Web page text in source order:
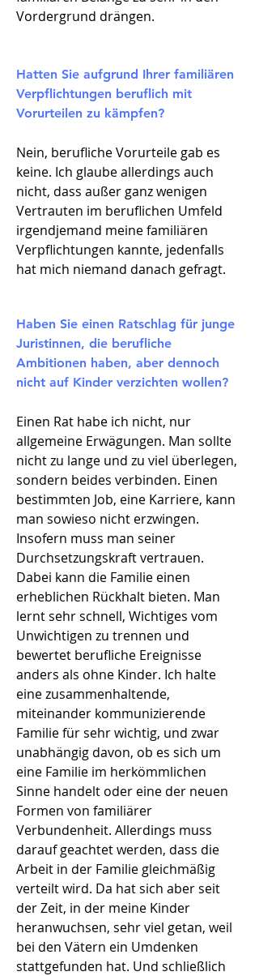
Vordergrund drängen.
Hatten Sie aufgrund Ihrer familiären
Verpflichtungen beruflich mit
Vorurteilen zu kämpfen?​
Nein, berufliche Vorurteile gab es
keine. Ich glaube allerdings auch
nicht, dass außer ganz wenigen
Vertrauten im beruflichen Umfeld
irgendjemand meine familiären
Verpflichtungen kannte, jedenfalls
hat mich niemand danach gefragt.
Haben Sie einen Ratschlag für junge
Juristinnen, die berufliche
Ambitionen haben, aber dennoch
nicht auf Kinder verzichten wollen?​
Einen Rat habe ich nicht, nur
allgemeine Erwägungen. Man sollte
nicht zu lange und zu viel überlegen,
sondern beides verbinden. Einen
bestimmten Job, eine Karriere, kann
man sowieso nicht erzwingen.
Insofern muss man seiner
Durchsetzungskraft vertrauen.
Dabei kann die Familie einen
erheblichen Rückhalt bieten. Man
lernt sehr schnell, Wichtiges vom
Unwichtigen zu trennen und
bewertet berufliche Ereignisse
anders als ohne Kinder. Ich halte
eine zusammenhaltende,
miteinander kommunizierende
Familie für sehr wichtig, und zwar
unabhängig davon, ob es sich um
eine Familie im herkömmlichen
Sinne handelt oder eine der neuen
Formen von familiärer
Verbundenheit. Allerdings muss
darauf geachtet werden, dass die
Arbeit in der Familie gleichmäßig
verteilt wird. Da hat sich aber seit
der Zeit, in der meine Kinder
heranwuchsen, sehr viel getan, weil
bei den Vätern ein Umdenken
stattgefunden hat. Und schließlich